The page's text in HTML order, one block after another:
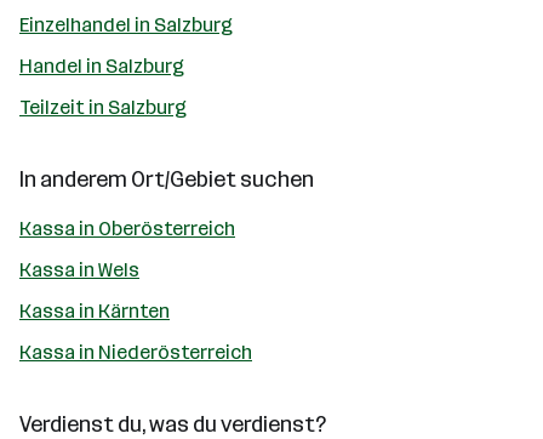
Einzelhandel in Salzburg
Handel in Salzburg
Teilzeit in Salzburg
In anderem Ort/Gebiet suchen
Kassa in Oberösterreich
Kassa in Wels
Kassa in Kärnten
Kassa in Niederösterreich
Verdienst du, was du verdienst?